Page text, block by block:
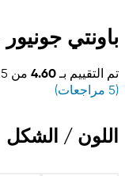
باونتي جونيور
تم التقييم بـ4.60 من 5 بناءً على تقييم
(
5 مراجعات)
اللون / الشكل